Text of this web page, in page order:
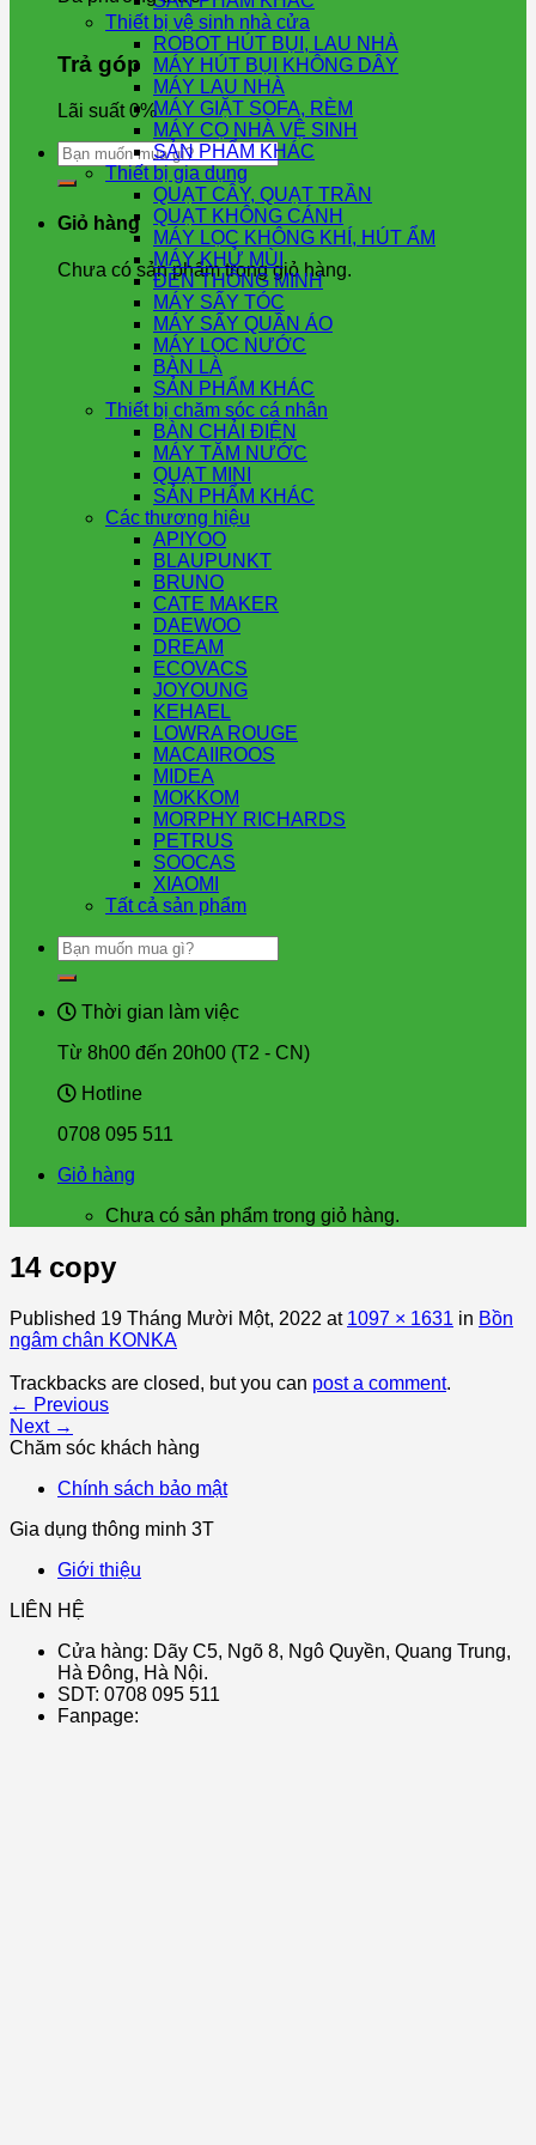
Trả góp
Lãi suất 0%
Tìm
kiếm:
Giỏ hàng
Chưa có sản phẩm trong giỏ hàng.
Thiết bị vệ sinh nhà cửa
ROBOT HÚT BỤI, LAU NHÀ
MÁY HÚT BỤI KHÔNG DÂY
MÁY LAU NHÀ
MÁY GIẶT SOFA, RÈM
MÁY CỌ NHÀ VỆ SINH
SẢN PHẨM KHÁC
Thiết bị gia dụng
QUẠT CÂY, QUẠT TRẦN
QUẠT KHÔNG CÁNH
MÁY LỌC KHÔNG KHÍ, HÚT ẨM
MÁY KHỬ MÙI
ĐÈN THÔNG MINH
MÁY SẤY TÓC
MÁY SẤY QUẦN ÁO
MÁY LỌC NƯỚC
BÀN LÀ
SẢN PHẨM KHÁC
Thiết bị chăm sóc cá nhân
BÀN CHẢI ĐIỆN
MÁY TĂM NƯỚC
QUẠT MINI
SẢN PHẨM KHÁC
Các thương hiệu
APIYOO
BLAUPUNKT
BRUNO
CATE MAKER
DAEWOO
DREAM
ECOVACS
JOYOUNG
KEHAEL
LOWRA ROUGE
MACAIIROOS
MIDEA
MOKKOM
MORPHY RICHARDS
PETRUS
SOOCAS
XIAOMI
Tất cả sản phẩm
Tìm
kiếm:
Thời gian làm việc
Từ 8h00 đến 20h00 (T2 - CN)
Hotline
0708 095 511
Giỏ hàng
Chưa có sản phẩm trong giỏ hàng.
14 copy
Published 19 Tháng Mười Một, 2022 at 1097 × 1631 in Bồn
ngâm chân KONKA
Trackbacks are closed, but you can post a comment.
← Previous
Next →
Chăm sóc khách hàng
Chính sách bảo mật
Gia dụng thông minh 3T
Giới thiệu
LIÊN HỆ
Cửa hàng: Dãy C5, Ngõ 8, Ngô Quyền, Quang Trung,
Hà Đông, Hà Nội.
SDT: 0708 095 511
Fanpage: